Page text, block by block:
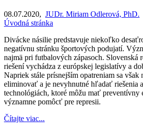
08.07.2020, JUDr. Miriam Odlerová, PhD.
Úvodná stránka
Divácke násilie predstavuje niekoľko
negatívnu stránku športových podujatí.
najmä pri futbalových zápasoch. Slovenská
riešení vychádza z európskej legislatívy a
Napriek stále prísnejším opatreniam sa však
eliminovať a je nevyhnutné hľadať riešenia
technológiách, ktoré môžu mať preventívny
významne pomôcť pre represii.
Čítajte viac...